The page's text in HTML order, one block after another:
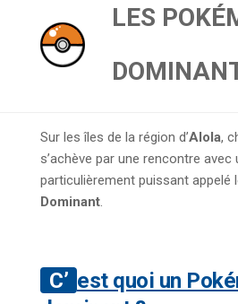
LES
Sur les îles de la région d’Alola,
s’achève par une rencontre avec
particulièrement puissant appelé
Dominant.
C’est quoi un Pokémon